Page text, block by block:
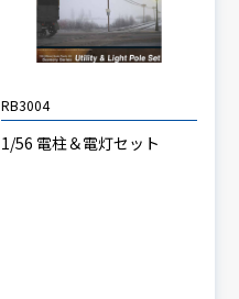
RB3004
1/56 電柱＆電灯セット